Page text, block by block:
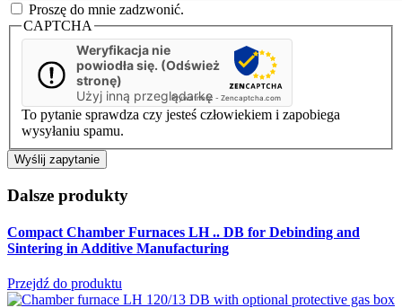
Proszę do mnie zadzwonić.
CAPTCHA
Weryfikacja nie
powiodła się. (Odśwież
stronę)
Użyj inną przeglądarkę
Prywatność - Zencaptcha.com
To pytanie sprawdza czy jesteś człowiekiem i zapobiega
wysyłaniu spamu.
Dalsze produkty
Compact Chamber Furnaces LH .. DB for Debinding and
Sintering in Additive Manufacturing
Przejdź do produktu